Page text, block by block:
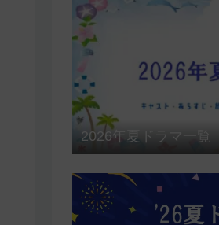
2026年夏ドラマ一覧